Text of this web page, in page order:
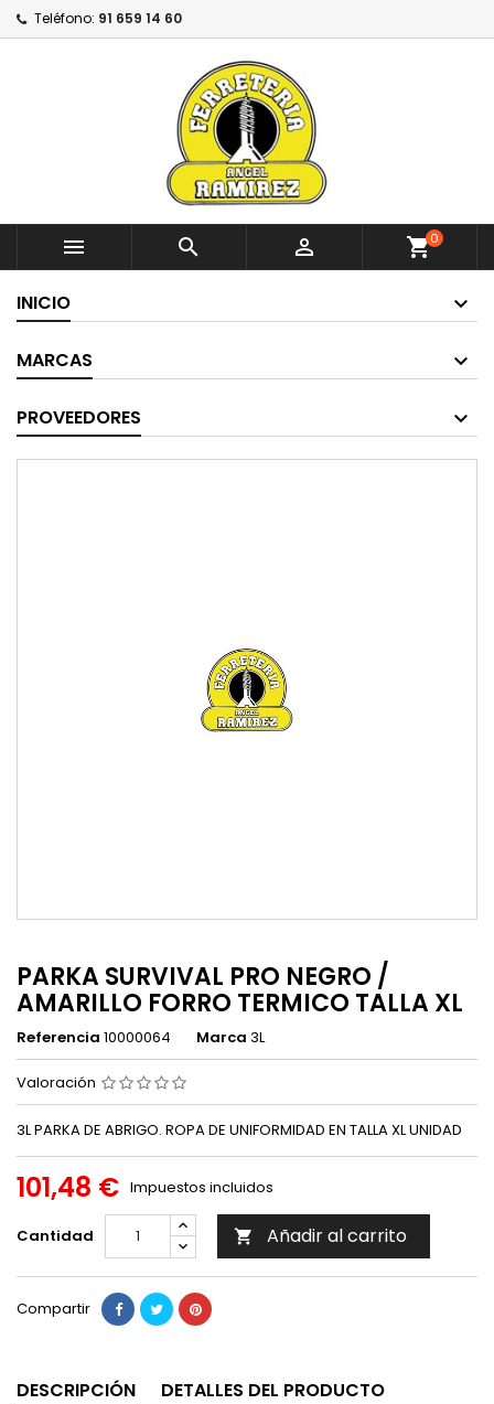
Teléfono: 91 659 14 60
   shopping_cart0
INICIO
MARCAS
PROVEEDORES
PARKA SURVIVAL PRO NEGRO /
AMARILLO FORRO TERMICO TALLA XL
Referencia 10000064 Marca 3L
Valoración
3L PARKA DE ABRIGO. ROPA DE UNIFORMIDAD EN TALLA XL UNIDAD
101,48 € Impuestos incluidos
Cantidad  Añadir al carrito
Compartir
DESCRIPCIÓN
DETALLES DEL PRODUCTO